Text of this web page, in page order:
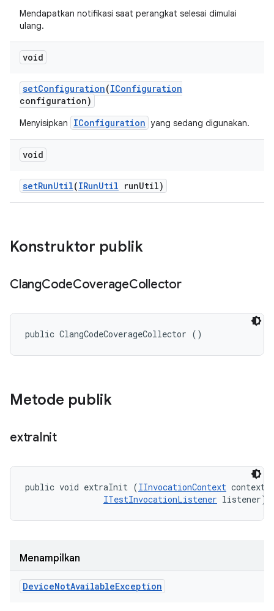
Mendapatkan notifikasi saat perangkat selesai dimulai
ulang.
void
setConfiguration(IConfiguration
configuration)
Menyisipkan IConfiguration yang sedang digunakan.
void
setRunUtil(IRunUtil runUtil)
Konstruktor publik
ClangCodeCoverageCollector
public ClangCodeCoverageCollector ()
Metode publik
extraInit
public void extraInit (IInvocationContext
ITestInvocationListener listener)
Menampilkan
DeviceNotAvailableException